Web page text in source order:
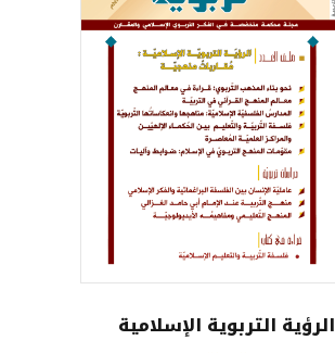
الرؤية التربوية الإسلامية